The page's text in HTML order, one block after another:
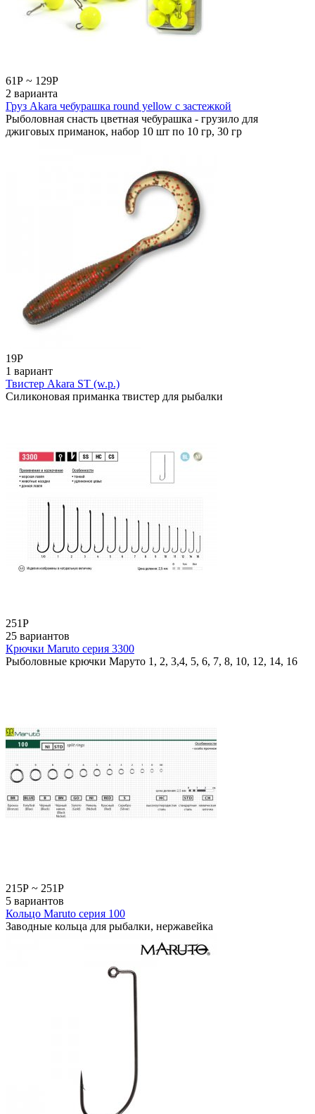
61Р ~ 129Р
2 варианта
Груз Akara чебурашка round yellow с застежкой
Рыболовная снасть цветная чебурашка - грузило для
джиговых приманок, набор 10 шт по 10 гр, 30 гр
19Р
1 вариант
Твистер Akara ST (w.p.)
Силиконовая приманка твистер для рыбалки
251Р
25 вариантов
Крючки Maruto серия 3300
Рыболовные крючки Маруто 1, 2, 3,4, 5, 6, 7, 8, 10, 12, 14, 16
215Р ~ 251Р
5 вариантов
Кольцо Maruto серия 100
Заводные кольца для рыбалки, нержавейка